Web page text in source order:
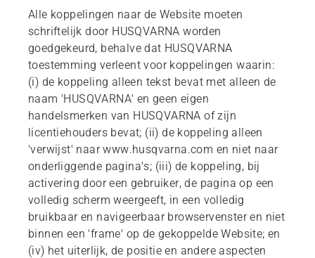
Alle koppelingen naar de Website moeten
schriftelijk door HUSQVARNA worden
goedgekeurd, behalve dat HUSQVARNA
toestemming verleent voor koppelingen waarin:
(i) de koppeling alleen tekst bevat met alleen de
naam 'HUSQVARNA' en geen eigen
handelsmerken van HUSQVARNA of zijn
licentiehouders bevat; (ii) de koppeling alleen
'verwijst' naar www.husqvarna.com en niet naar
onderliggende pagina's; (iii) de koppeling, bij
activering door een gebruiker, de pagina op een
volledig scherm weergeeft, in een volledig
bruikbaar en navigeerbaar browservenster en niet
binnen een 'frame' op de gekoppelde Website; en
(iv) het uiterlijk, de positie en andere aspecten